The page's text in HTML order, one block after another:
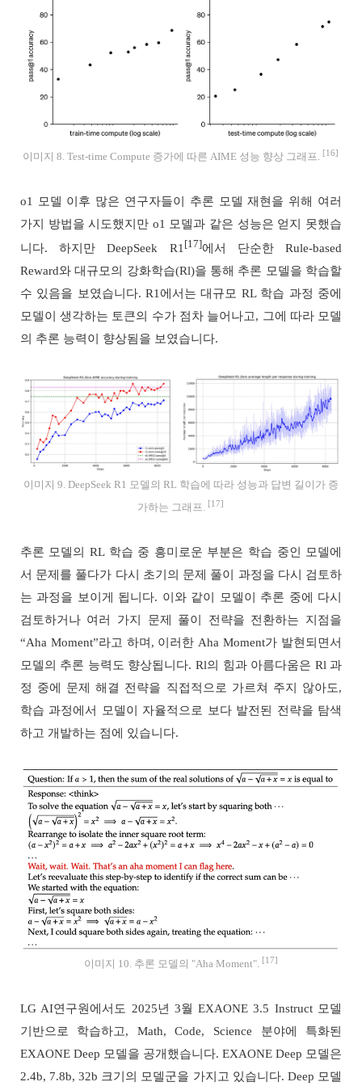
이미지 8. Test-time Compute 증가에 따른 AIME 성능 향상 그래프. [16]
o1 모델 이후 많은 연구자들이 추론 모델 재현을 위해 여러
가지 방법을 시도했지만 o1 모델과 같은 성능은 얻지 못했습
니다. 하지만 DeepSeek R1 [17]에서 단순한 Rule-based
Reward와 대규모의 강화학습(Rl)을 통해 추론 모델을 학습할
수 있음을 보였습니다. R1에서는 대규모 RL 학습 과정 중에
모델이 생각하는 토큰의 수가 점차 늘어나고, 그에 따라 모델
의 추론 능력이 향상됨을 보였습니다.
이미지 9. DeepSeek R1 모델의 RL 학습에 따라 성능과 답변 길이가 증
가하는 그래프. [17]
추론 모델의 RL 학습 중 흥미로운 부분은 학습 중인 모델에
서 문제를 풀다가 다시 초기의 문제 풀이 과정을 다시 검토하
는 과정을 보이게 됩니다. 이와 같이 모델이 추론 중에 다시
검토하거나 여러 가지 문제 풀이 전략을 전환하는 지점을
“Aha Moment”라고 하며, 이러한 Aha Moment가 발현되면서
모델의 추론 능력도 향상됩니다. Rl의 힘과 아름다움은 Rl 과
정 중에 문제 해결 전략을 직접적으로 가르쳐 주지 않아도,
학습 과정에서 모델이 자율적으로 보다 발전된 전략을 탐색
하고 개발하는 점에 있습니다.
이미지 10. 추론 모델의 "Aha Moment". [17]
LG AI연구원에서도 2025년 3월 EXAONE 3.5 Instruct 모델
기반으로 학습하고, Math, Code, Science 분야에 특화된
EXAONE Deep 모델을 공개했습니다. EXAONE Deep 모델은
2.4b, 7.8b, 32b 크기의 모델군을 가지고 있습니다. Deep 모델